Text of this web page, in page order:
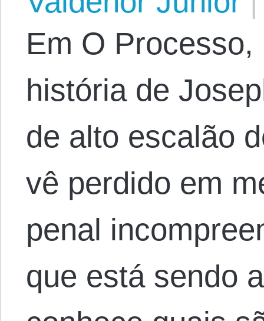
Em O
história de
de alto escalão
vê perdido em
penal
que está sendo